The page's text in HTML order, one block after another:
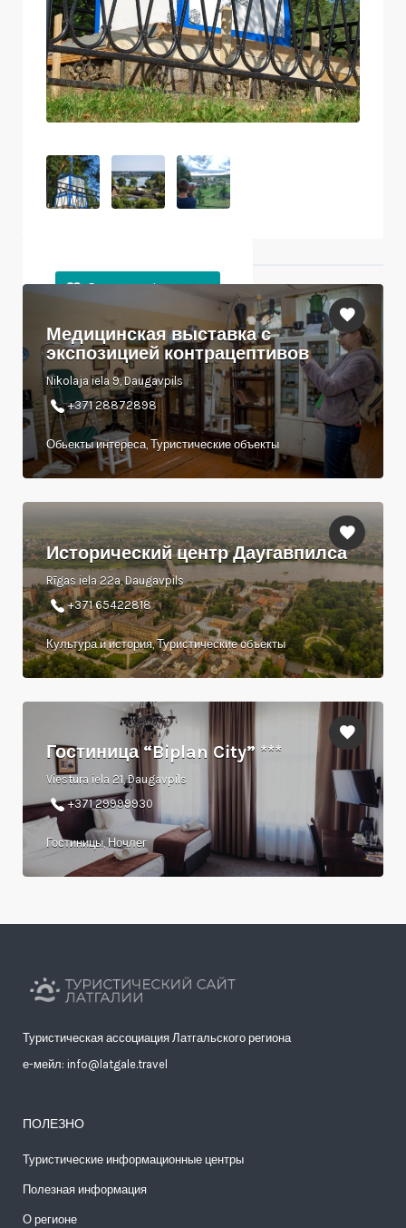
Медицинская выставка с
экспозицией контрацептивов
Nikolaja iela 9, Daugavpils
+371 28872898
Обьекты интереса, Туристические объекты
Исторический центр Даугавпилса
Rīgas iela 22a, Daugavpils
+371 65422818
Культура и история, Туристические объекты
Гостиница “Biplan City” ***
Viestura iela 21, Daugavpils
+371 29999930
Гостиницы, Ночлег
Туристическая ассоциация Латгальского региона
е-мейл: info@latgale.travel
ПОЛЕЗНО
Туристические информационные центры
Полезная информация
О регионе